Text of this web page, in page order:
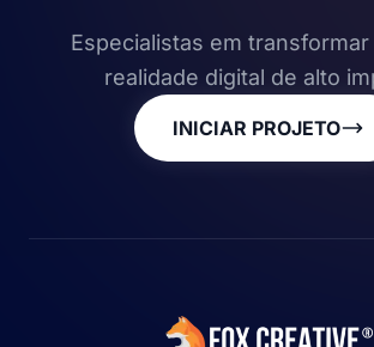
Especialistas em
realidade digital de alto
INICIAR PROJETO